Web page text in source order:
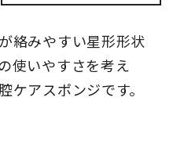
絡みやすい星形形状
使いやすさを考え
ケアスポンジです。